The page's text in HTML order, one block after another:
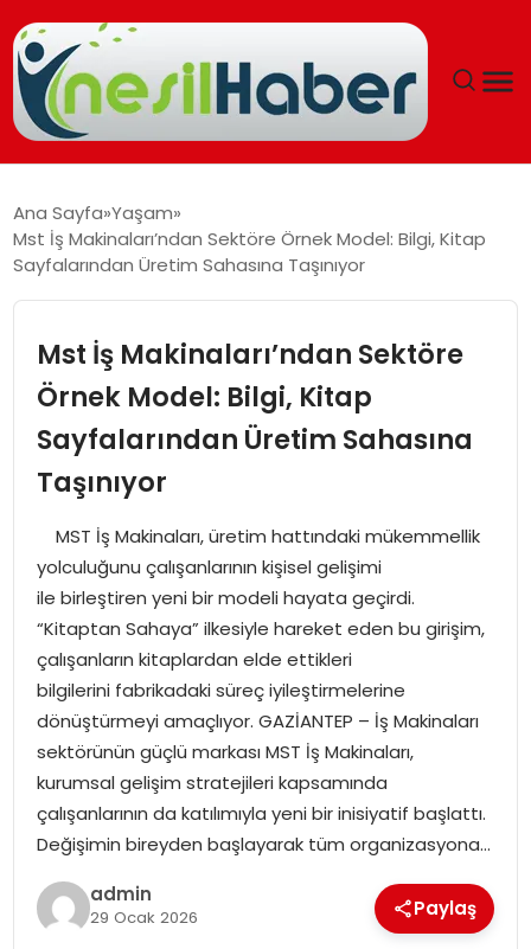
GÜNCEL
EĞITIM
SOSYAL HABER
SPOR
EKONOMI
MAGAZIN
TEKNOLOJI
Ana Sayfa Yaşam
Mst İş Makinaları’ndan Sektöre Örnek Model: Bilgi, Kitap
Sayfalarından Üretim Sahasına Taşınıyor
Mst İş Makinaları’ndan Sektöre
Örnek Model: Bilgi, Kitap
Sayfalarından Üretim Sahasına
Taşınıyor
MST İş Makinaları, üretim hattındaki mükemmellik
yolculuğunu çalışanlarının kişisel gelişimi
ile birleştiren yeni bir modeli hayata geçirdi.
“Kitaptan Sahaya” ilkesiyle hareket eden bu girişim,
çalışanların kitaplardan elde ettikleri
bilgilerini fabrikadaki süreç iyileştirmelerine
dönüştürmeyi amaçlıyor. GAZİANTEP – İş Makinaları
sektörünün güçlü markası MST İş Makinaları,
kurumsal gelişim stratejileri kapsamında
çalışanlarının da katılımıyla yeni bir inisiyatif başlattı.
Değişimin bireyden başlayarak tüm organizasyona…
admin
29 Ocak 2026 Paylaş